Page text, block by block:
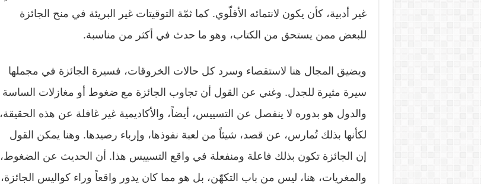
غير أدبية، كأن يكون لانتمائه الأقلّوي. كما ثمّة التوقيتات غير البريئة في منح الجائزة
للبعض ممن يستحق من الكتاب، وهو ما حدث في أكثر من مناسبة.
ويضيق المجال هنا لاستقصاء وسرد كل حالات الخروقات، فسيرة الجائزة في مجملها
سيرة مثيرة للجدل. وغني عن القول أن تجاوب الجائزة مع ضغوط أو مغازلات الساسة
والدول هو بدوره لا ينفصل عن التسييس، أيضاً، والأكاديمية غير غافلة عن هذه الحقيقة،
لكأنها بذلك تُمارس، عن قصد، شيئاً من لعبة نفوذها، وإرباء رصيدها. وهنا يمكن القول
إن الجائزة تكون بذلك فاعلة ومنفعلة في واقع التسييس هذا. أن الحديث عن الضغوط،
والمغريات، هنا، ليس من باب التكهّن، بل هو مما كان يدور واقعاً وراء كواليس الجائزة،